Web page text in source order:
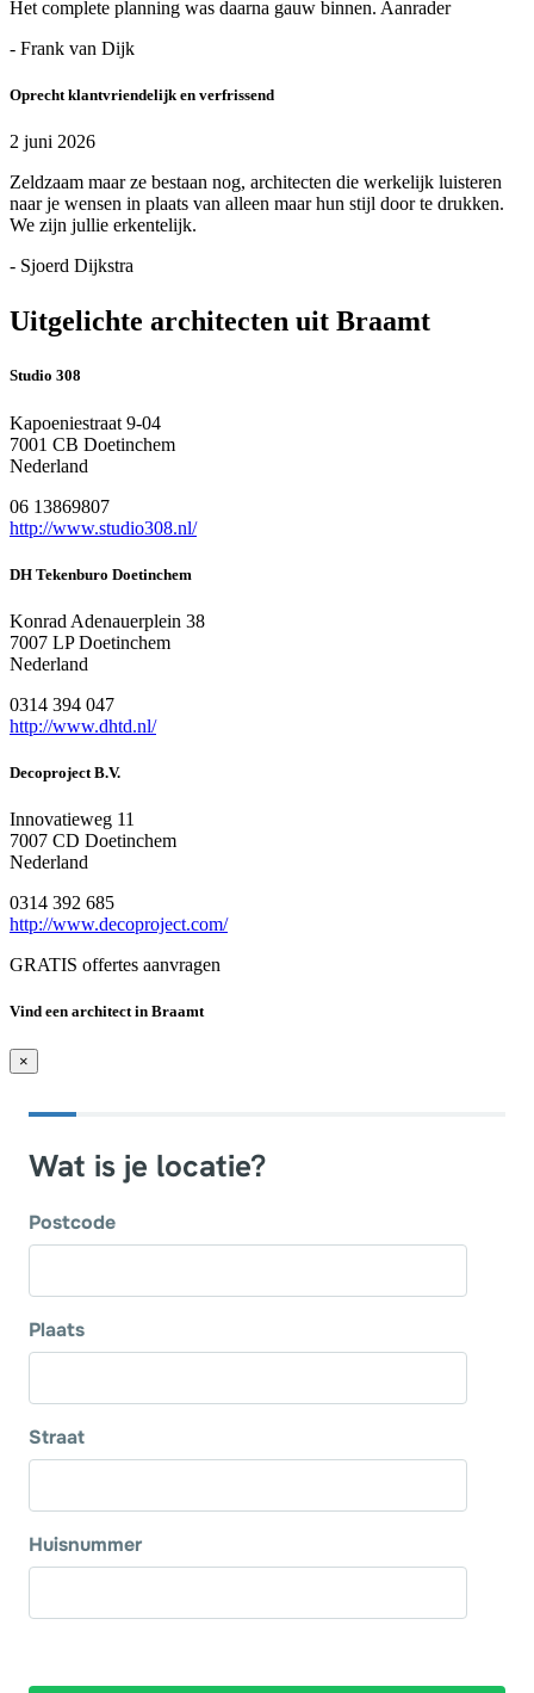
Het complete planning was daarna gauw binnen. Aanrader
- Frank van Dijk
Oprecht klantvriendelijk en verfrissend
2 juni 2026
Zeldzaam maar ze bestaan nog, architecten die werkelijk luisteren
naar je wensen in plaats van alleen maar hun stijl door te drukken.
We zijn jullie erkentelijk.
- Sjoerd Dijkstra
Uitgelichte architecten uit Braamt
Studio 308
Kapoeniestraat 9-04
7001 CB Doetinchem
Nederland
06 13869807
http://www.studio308.nl/
DH Tekenburo Doetinchem
Konrad Adenauerplein 38
7007 LP Doetinchem
Nederland
0314 394 047
http://www.dhtd.nl/
Decoproject B.V.
Innovatieweg 11
7007 CD Doetinchem
Nederland
0314 392 685
http://www.decoproject.com/
GRATIS offertes aanvragen
Vind een architect in Braamt
×